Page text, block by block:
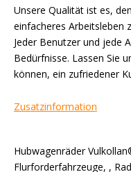
Unsere Qualität ist es,
einfacheres Arbeitsleben
Jeder Benutzer und jede
Bedürfnisse. Lassen Sie
können, ein zufriedener
Zusatzinformation
Hubwagenräder
Flurforderfahrzeuge, ,